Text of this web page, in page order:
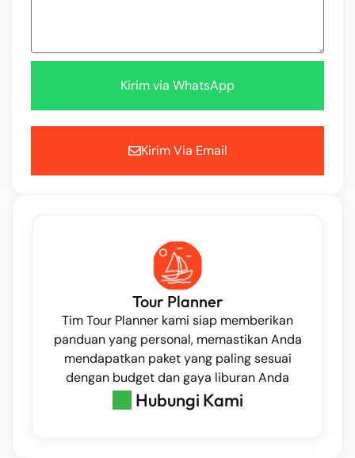
Kirim via WhatsApp
Kirim Via Email
Tour Planner
Tim Tour Planner kami siap memberikan
panduan yang personal, memastikan Anda
mendapatkan paket yang paling sesuai
dengan budget dan gaya liburan Anda
Hubungi Kami